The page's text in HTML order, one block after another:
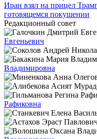
Иран взял на прицел
готовящемся покушении
Редакционный совет
Евгеньевич
Владимировна
Рафиковна